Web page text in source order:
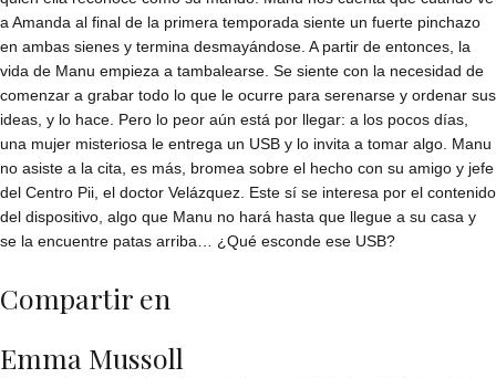
a Amanda al final de la primera temporada siente un fuerte pinchazo
en ambas sienes y termina desmayándose. A partir de entonces, la
vida de Manu empieza a tambalearse. Se siente con la necesidad de
comenzar a grabar todo lo que le ocurre para serenarse y ordenar sus
ideas, y lo hace. Pero lo peor aún está por llegar: a los pocos días,
una mujer misteriosa le entrega un USB y lo invita a tomar algo. Manu
no asiste a la cita, es más, bromea sobre el hecho con su amigo y jefe
del Centro Pii, el doctor Velázquez. Este sí se interesa por el contenido
del dispositivo, algo que Manu no hará hasta que llegue a su casa y
se la encuentre patas arriba… ¿Qué esconde ese USB?
Compartir en
Emma Mussoll